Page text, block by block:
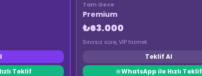
Teklif
Tam Gece
Premium
₺63.000
Sınırsız süre, VIP hizmet
Teklif Al
WhatsApp ile Hızlı Teklif